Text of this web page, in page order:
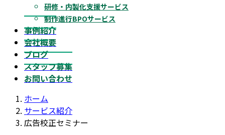
研修・内製化支援サービス
制作進行BPOサービス
事例紹介
会社概要
ブログ
スタッフ募集
お問い合わせ
ホーム
サービス紹介
広告校正セミナー